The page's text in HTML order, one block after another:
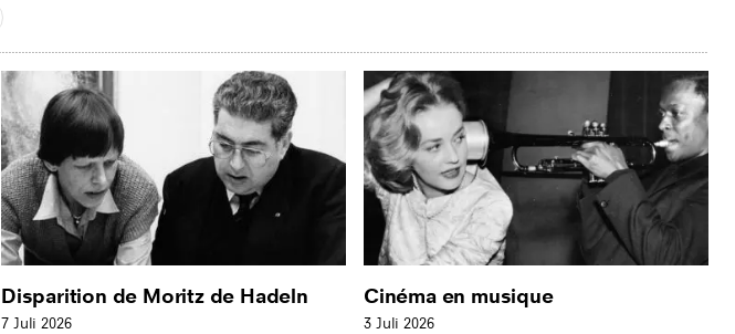
Disparition de Moritz de Hadeln
7 Juli 2026
Cinéma en musique
3 Juli 2026